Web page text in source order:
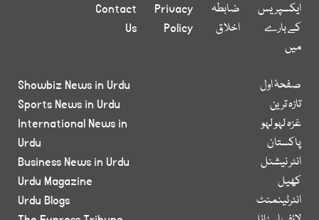
ایکسپریس
کے بارے
میں
ضابطہ
اخلاق
Privacy
Policy
Contact
Us
صفحۂ اول
تازہ ترین
غزہ لہو لہو
پاکستان
انٹر نیشنل
کھیل
انٹرٹینمنٹ
Showbiz News in Urdu
Sports News in Urdu
International News in
Urdu
Business News in Urdu
Urdu Magazine
Urdu Blogs